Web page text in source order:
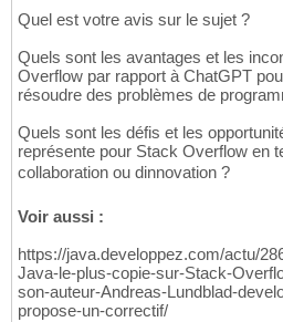
Quel est votre avis sur le sujet ?
Quels sont les avantages et les
Overflow par rapport à ChatGPT
résoudre des problèmes de
Quels sont les défis et les
représente pour Stack Overflow en
collaboration ou dinnovation ?
Voir aussi :
https://java.developpez.com/actu/
Java-le-plus-copie-sur-Stack-
son-auteur-Andreas-Lundblad-
propose-un-correctif/